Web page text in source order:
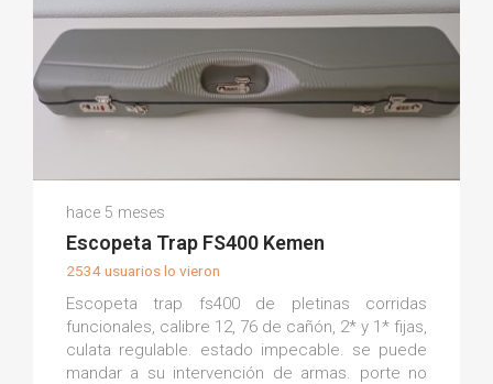
(0)
hace 5 meses
Escopeta Trap FS400 Kemen
2534 usuarios lo vieron
Escopeta trap fs400 de pletinas corridas
funcionales, calibre 12, 76 de cañón, 2* y 1* fijas,
culata regulable. estado impecable. se puede
mandar a su intervención de armas. porte no